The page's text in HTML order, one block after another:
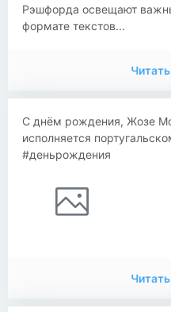
Рэшфорда освещают
формате текстов...
С днём рождения, Жозе
исполняется
#деньрождения